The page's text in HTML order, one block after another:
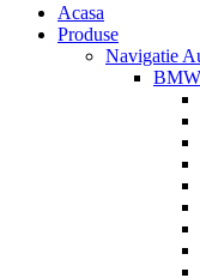
Acasa
Produse
Navigatie
BMW